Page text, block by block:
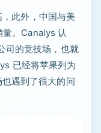
此外，中国与美
。Canalys 认
司的竞技场，也就
已经将苹果列为
遇到了很大的问